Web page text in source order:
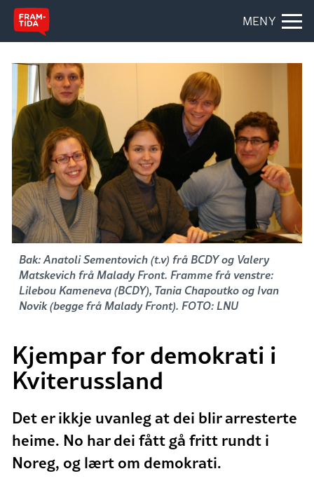
MENY
Bak: Anatoli Sementovich (t.v) frå BCDY og Valery
Matskevich frå Malady Front. Framme frå venstre:
Lilebou Kameneva (BCDY), Tania Chapoutko og Ivan
Novik (begge frå Malady Front). FOTO: LNU
Kjempar for demokrati i
Kviterussland
Det er ikkje uvanleg at dei blir arresterte
heime. No har dei fått gå fritt rundt i
Noreg, og lært om demokrati.